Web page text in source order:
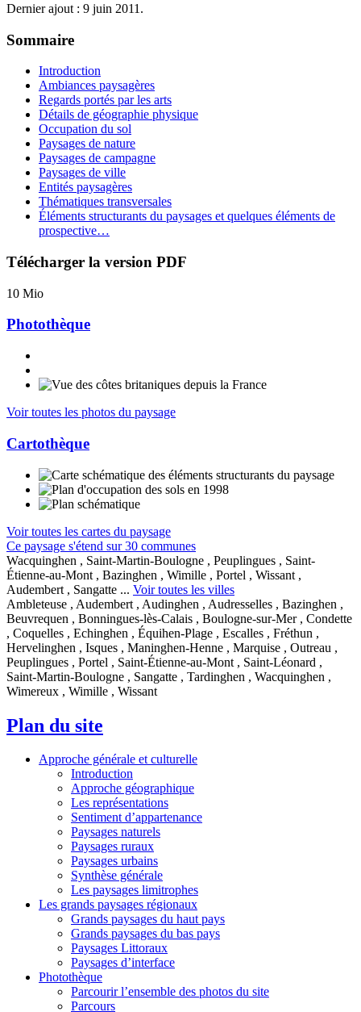
Dernier ajout : 9 juin 2011.
Sommaire
Introduction
Ambiances paysagères
Regards portés par les arts
Détails de géographie physique
Occupation du sol
Paysages de nature
Paysages de campagne
Paysages de ville
Entités paysagères
Thématiques transversales
Éléments structurants du paysages et quelques éléments de
prospective…
Télécharger la version PDF
10 Mio
Photothèque
Voir toutes les photos du paysage
Cartothèque
Voir toutes les cartes du paysage
Ce paysage s'étend sur 30 communes
Wacquinghen , Saint-Martin-Boulogne , Peuplingues , Saint-
Étienne-au-Mont , Bazinghen , Wimille , Portel , Wissant ,
Audembert , Sangatte ... Voir toutes les villes
Ambleteuse , Audembert , Audinghen , Audresselles , Bazinghen ,
Beuvrequen , Bonningues-lès-Calais , Boulogne-sur-Mer , Condette
, Coquelles , Echinghen , Équihen-Plage , Escalles , Fréthun ,
Hervelinghen , Isques , Maninghen-Henne , Marquise , Outreau ,
Peuplingues , Portel , Saint-Étienne-au-Mont , Saint-Léonard ,
Saint-Martin-Boulogne , Sangatte , Tardinghen , Wacquinghen ,
Wimereux , Wimille , Wissant
Plan du site
Approche générale et culturelle
Introduction
Approche géographique
Les représentations
Sentiment d’appartenance
Paysages naturels
Paysages ruraux
Paysages urbains
Synthèse générale
Les paysages limitrophes
Les grands paysages régionaux
Grands paysages du haut pays
Grands paysages du bas pays
Paysages Littoraux
Paysages d’interface
Photothèque
Parcourir l’ensemble des photos du site
Parcours